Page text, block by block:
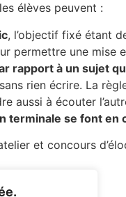
élèves peuvent :
, l’objectif fixé étant
permettre une mise
rapport à un sujet
rien écrire. La
aussi à écouter
terminale se font en
et concours